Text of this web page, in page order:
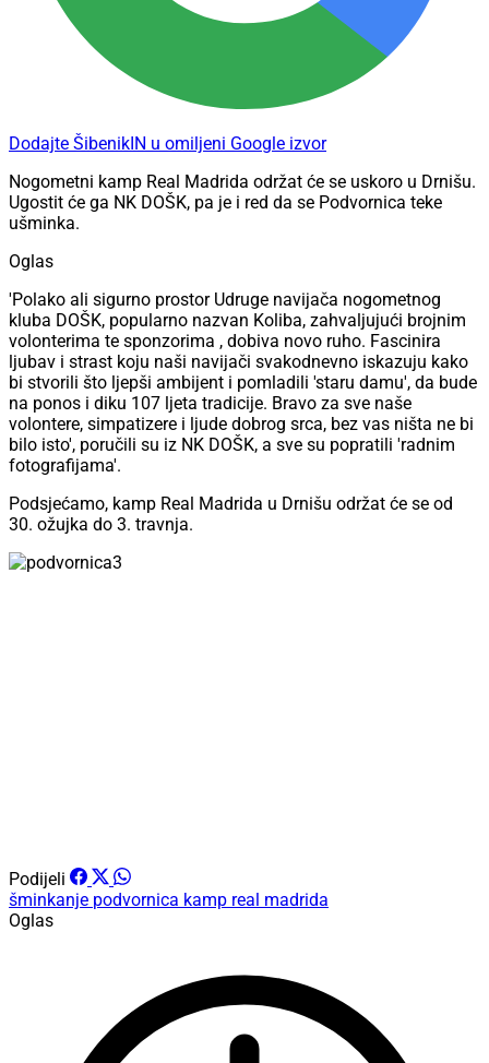
Dodajte ŠibenikIN u omiljeni Google izvor
Nogometni kamp Real Madrida održat će se uskoro u Drnišu.
Ugostit će ga NK DOŠK, pa je i red da se Podvornica teke
ušminka.
Oglas
'Polako ali sigurno prostor Udruge navijača nogometnog
kluba DOŠK, popularno nazvan Koliba, zahvaljujući brojnim
volonterima te sponzorima , dobiva novo ruho. Fascinira
ljubav i strast koju naši navijači svakodnevno iskazuju kako
bi stvorili što ljepši ambijent i pomladili 'staru damu', da bude
na ponos i diku 107 ljeta tradicije. Bravo za sve naše
volontere, simpatizere i ljude dobrog srca, bez vas ništa ne bi
bilo isto', poručili su iz NK DOŠK, a sve su popratili 'radnim
fotografijama'.
Podsjećamo, kamp Real Madrida u Drnišu održat će se od
30. ožujka do 3. travnja.
Podijeli
šminkanje podvornica kamp real madrida
Oglas